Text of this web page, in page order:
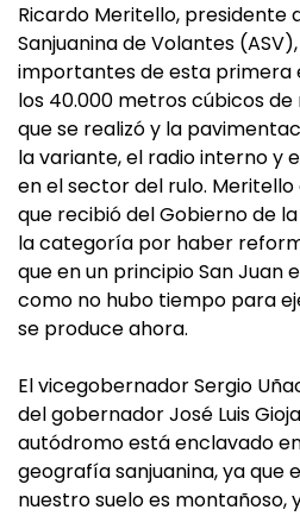
Ricardo Meritello, presidente
Sanjuanina de Volantes
importantes de esta primera
los 40.000 metros cúbicos
que se realizó y la
la variante, el radio interno y
en el sector del rulo.
que recibió del Gobierno de
la categoría por haber
que en un principio San Juan
como no hubo tiempo para
se produce ahora.
El vicegobernador Sergio
del gobernador José Luis
autódromo está enclavado
geografía sanjuanina, ya que
nuestro suelo es montañoso,